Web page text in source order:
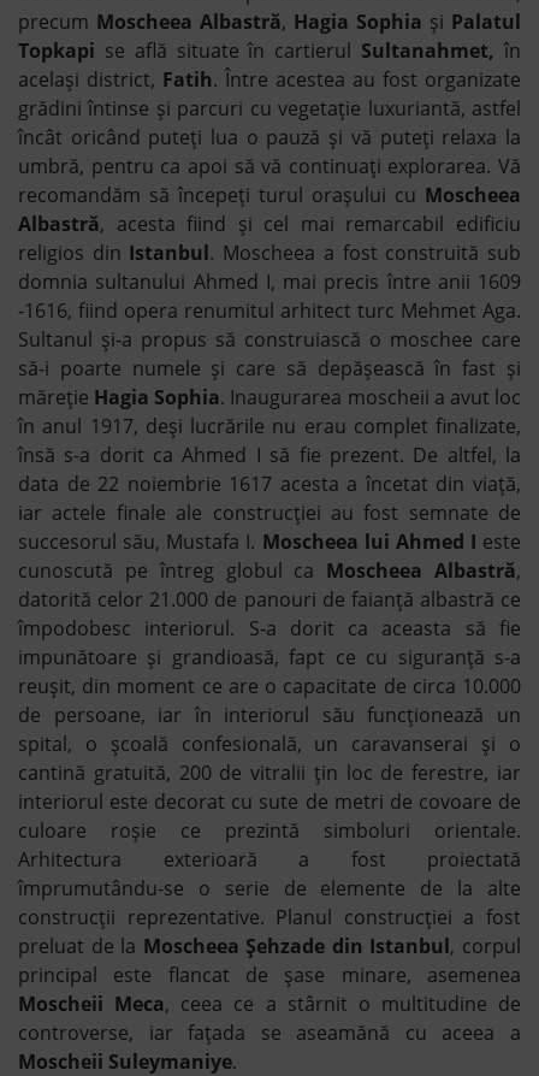
precum Moscheea Albastră, Hagia Sophia și Palatul
Topkapi se află situate în cartierul Sultanahmet, în
același district, Fatih. Între acestea au fost organizate
grădini întinse și parcuri cu vegetație luxuriantă, astfel
încât oricând puteți lua o pauză și vă puteți relaxa la
umbră, pentru ca apoi să vă continuați explorarea. Vă
recomandăm să începeți turul orașului cu Moscheea
Albastră, acesta fiind și cel mai remarcabil edificiu
religios din Istanbul. Moscheea a fost construită sub
domnia sultanului Ahmed I, mai precis între anii 1609
-1616, fiind opera renumitul arhitect turc Mehmet Aga.
Sultanul și-a propus să construiască o moschee care
să-i poarte numele și care să depășească în fast și
măreție Hagia Sophia. Inaugurarea moscheii a avut loc
în anul 1917, deși lucrările nu erau complet finalizate,
însă s-a dorit ca Ahmed I să fie prezent. De altfel, la
data de 22 noiembrie 1617 acesta a încetat din viață,
iar actele finale ale construcției au fost semnate de
succesorul său, Mustafa I. Moscheea lui Ahmed I este
cunoscută pe întreg globul ca Moscheea Albastră,
datorită celor 21.000 de panouri de faianță albastră ce
împodobesc interiorul. S-a dorit ca aceasta să fie
impunătoare și grandioasă, fapt ce cu siguranță s-a
reușit, din moment ce are o capacitate de circa 10.000
de persoane, iar în interiorul său funcționează un
spital, o școală confesională, un caravanserai și o
cantină gratuită, 200 de vitralii țin loc de ferestre, iar
interiorul este decorat cu sute de metri de covoare de
culoare roșie ce prezintă simboluri orientale.
Arhitectura exterioară a fost proiectată
împrumutându-se o serie de elemente de la alte
construcții reprezentative. Planul construcției a fost
preluat de la Moscheea Șehzade din Istanbul, corpul
principal este flancat de șase minare, asemenea
Moscheii Meca, ceea ce a stârnit o multitudine de
controverse, iar faţada se aseamănă cu aceea a
Moscheii Suleymaniye.